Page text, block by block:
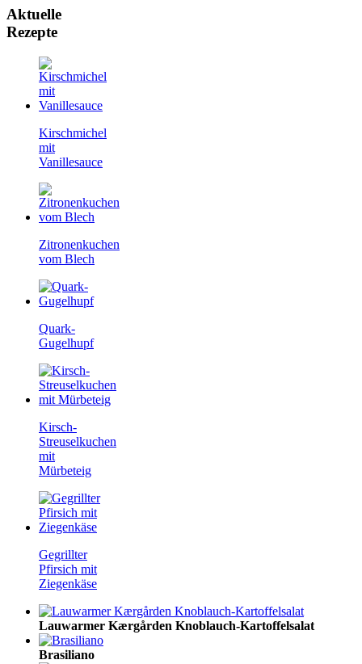
Aktuelle
Rezepte
Kirschmichel
mit
Vanillesauce
Zitronenkuchen
vom Blech
Quark-
Gugelhupf
Kirsch-
Streuselkuchen
mit
Mürbeteig
Gegrillter
Pfirsich mit
Ziegenkäse
Lauwarmer Kærgården Knoblauch-Kartoffelsalat
Brasiliano